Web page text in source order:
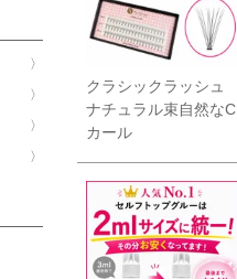
クラシックラッシュ
ナチュラル束自然なC
カール